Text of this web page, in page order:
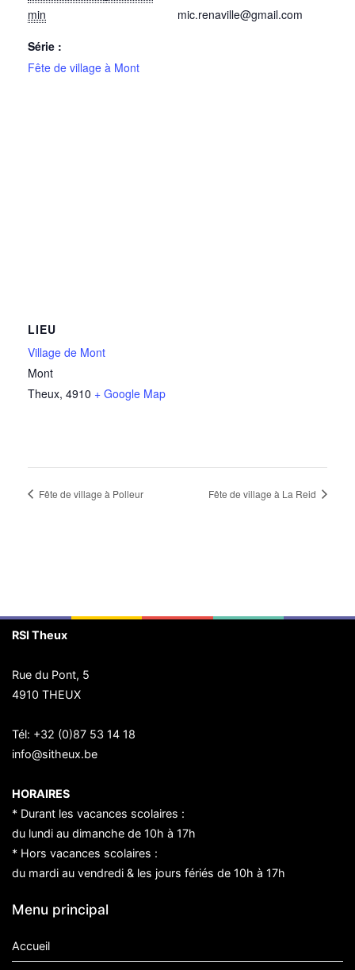
min
Série :
Fête de village à Mont
mic.renaville@gmail.com
LIEU
Village de Mont
Mont
Theux, 4910 + Google Map
Fête de village à Polleur Fête de village à La Reid
RSI Theux
Rue du Pont, 5
4910 THEUX
Tél: +32 (0)87 53 14 18
info@sitheux.be
HORAIRES
* Durant les vacances scolaires :
du lundi au dimanche de 10h à 17h
* Hors vacances scolaires :
du mardi au vendredi & les jours fériés de 10h à 17h
Menu principal
Accueil